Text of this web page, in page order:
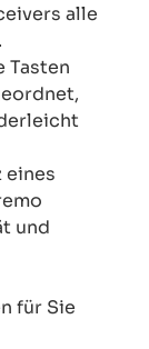
alle
Tasten
eines
und
für Sie